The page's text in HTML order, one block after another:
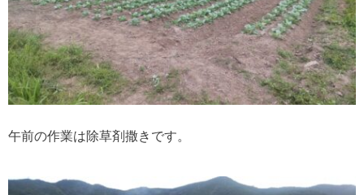
午前の作業は除草剤撒きです。